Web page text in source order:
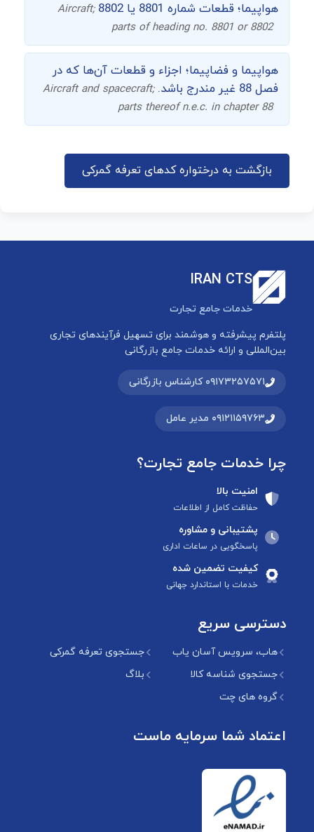
هواپیما؛ قطعات شماره 8801 یا 8802
Aircraft;
parts of heading no. 8801 or 8802
هواپیما و فضاپیما؛ اجزاء و قطعات آن‌ها که در
فصل 88 غیر مندرج باشد.
Aircraft and spacecraft;
parts thereof n.e.c. in chapter 88
بازگشت به درختواره کدهای تعرفه گمرکی
IRAN CTS
خدمات جامع تجارت
پلتفرم پیشرفته و هوشمند برای تسهیل فرآیندهای تجاری
بین‌المللی و ارائه خدمات جامع بازرگانی
۰۹۱۷۳۲۵۷۵۷۱ کارشناس بازرگانی
۰۹۱۲۱۱۵۹۷۶۳ مدیر عامل
چرا خدمات جامع تجارت؟
امنیت بالا
حفاظت کامل از اطلاعات
پشتیبانی و مشاوره
پاسخگویی در ساعات اداری
کیفیت تضمین شده
خدمات با استاندارد جهانی
دسترسی سریع
هاب، سرویس آسان یاب
جستجوی تعرفه گمرکی
جستجوی شناسه کالا
بلاگ
گروه های چت
اعتماد شما سرمایه ماست